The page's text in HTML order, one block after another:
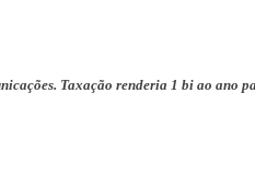
Taxação renderia 1 bi ao ano